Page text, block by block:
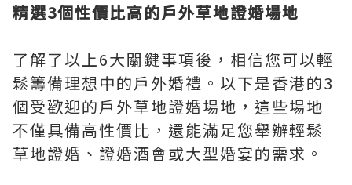
精選3個性價比高的戶外草地證婚場地
了解了以上6大關鍵事項後，相信您可以輕
鬆籌備理想中的戶外婚禮。以下是香港的3
個受歡迎的戶外草地證婚場地，這些場地
不僅具備高性價比，還能滿足您舉辦輕鬆
草地證婚、證婚酒會或大型婚宴的需求。